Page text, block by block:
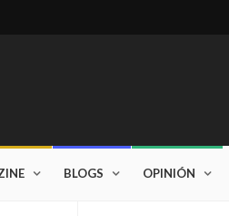
BLOGS OPINIÓN